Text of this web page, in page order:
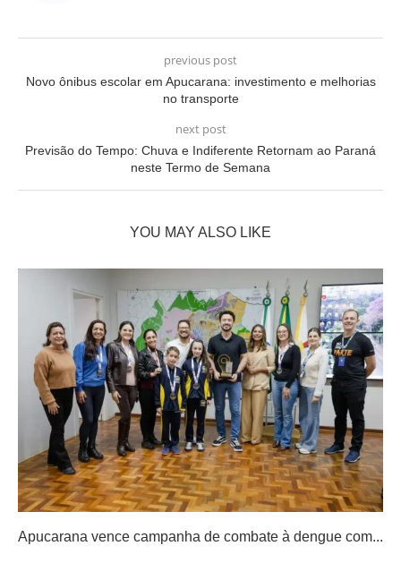
previous post
Novo ônibus escolar em Apucarana: investimento e melhorias
no transporte
next post
Previsão do Tempo: Chuva e Indiferente Retornam ao Paraná
neste Termo de Semana
YOU MAY ALSO LIKE
Apucarana vence campanha de combate à dengue com...